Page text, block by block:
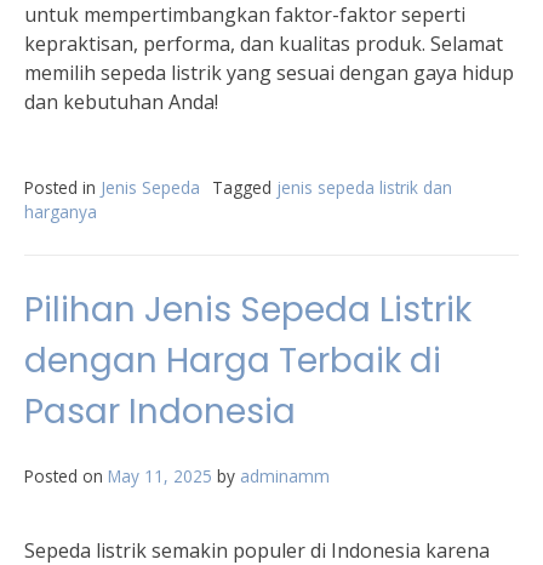
untuk mempertimbangkan faktor-faktor seperti
kepraktisan, performa, dan kualitas produk. Selamat
memilih sepeda listrik yang sesuai dengan gaya hidup
dan kebutuhan Anda!
Posted in Jenis Sepeda Tagged jenis sepeda listrik dan
harganya
Pilihan Jenis Sepeda Listrik
dengan Harga Terbaik di
Pasar Indonesia
Posted on May 11, 2025 by adminamm
Sepeda listrik semakin populer di Indonesia karena